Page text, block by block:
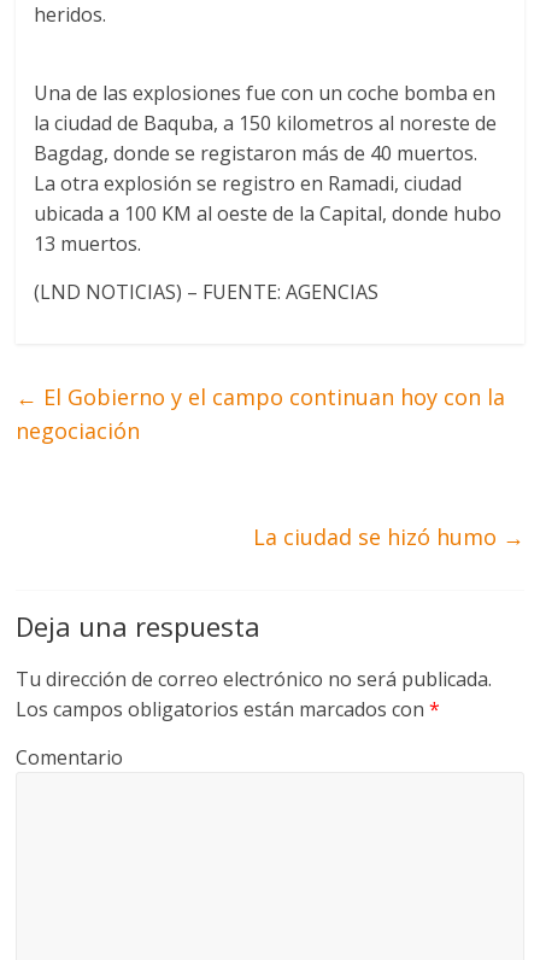
heridos.
Una de las explosiones fue con un coche bomba en
la ciudad de Baquba, a 150 kilometros al noreste de
Bagdag, donde se registaron más de 40 muertos.
La otra explosión se registro en Ramadi, ciudad
ubicada a 100 KM al oeste de la Capital, donde hubo
13 muertos.
(LND NOTICIAS) – FUENTE: AGENCIAS
← El Gobierno y el campo continuan hoy con la
negociación
La ciudad se hizó humo →
Deja una respuesta
Tu dirección de correo electrónico no será publicada.
Los campos obligatorios están marcados con*
Comentario